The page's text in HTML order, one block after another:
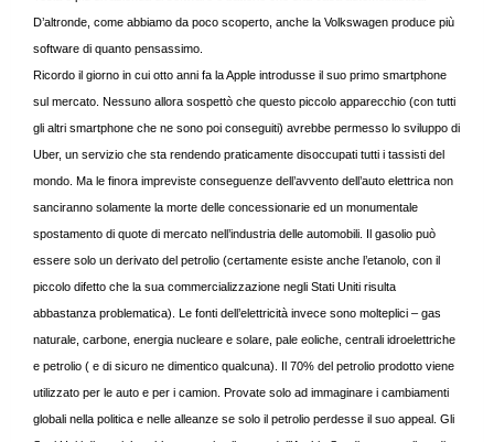
D’altronde, come abbiamo da poco scoperto, anche la Volkswagen produce più
software di quanto pensassimo.
Ricordo il giorno in cui otto anni fa la Apple introdusse il suo primo smartphone
sul mercato. Nessuno allora sospettò che questo piccolo apparecchio (con tutti
gli altri smartphone che ne sono poi conseguiti) avrebbe permesso lo sviluppo di
Uber, un servizio che sta rendendo praticamente disoccupati tutti i tassisti del
mondo. Ma le finora impreviste conseguenze dell’avvento dell’auto elettrica non
sanciranno solamente la morte delle concessionarie ed un monumentale
spostamento di quote di mercato nell’industria delle automobili. Il gasolio può
essere solo un derivato del petrolio (certamente esiste anche l’etanolo, con il
piccolo difetto che la sua commercializzazione negli Stati Uniti risulta
abbastanza problematica). Le fonti dell’elettricità invece sono molteplici – gas
naturale, carbone, energia nucleare e solare, pale eoliche, centrali idroelettriche
e petrolio ( e di sicuro ne dimentico qualcuna). Il 70% del petrolio prodotto viene
utilizzato per le auto e per i camion. Provate solo ad immaginare i cambiamenti
globali nella politica e nelle alleanze se solo il petrolio perdesse il suo appeal. Gli